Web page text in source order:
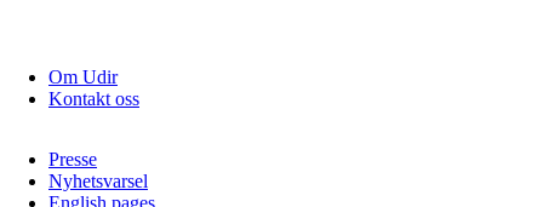
Om Udir
Kontakt oss
Presse
Nyhetsvarsel